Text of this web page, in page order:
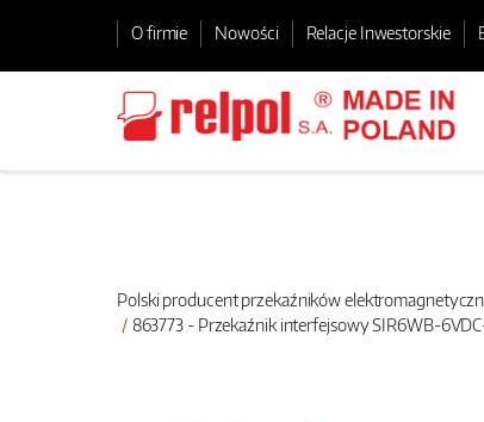
O firmie Nowości Relacje Inwestorskie
Polski producent przekaźników
863773 - Przekaźnik interfejsowy SIR6WB-